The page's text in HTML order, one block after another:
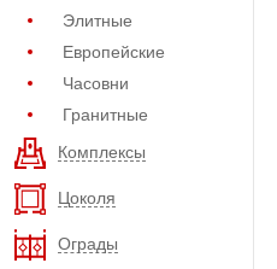
Элитные
Европейские
Часовни
Гранитные
Комплексы
Цоколя
Ограды